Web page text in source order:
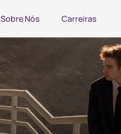
Sobre Nós Carreiras